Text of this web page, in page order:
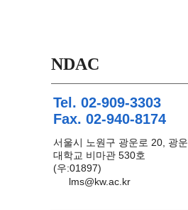
NDAC
Tel. 02-909-3303
Fax. 02-940-8174
서울시 노원구 광운로 20, 광운
대학교 비마관 530호
(우:01897)
lms@kw.ac.kr